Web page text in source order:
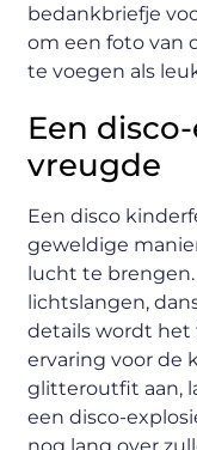
bedankbriefje
om een foto van
te voegen als
Een
vreugde
Een disco
geweldige
lucht te brengen.
lichtslangen,
details wordt het
ervaring voor de
glitteroutfit aan,
een disco-